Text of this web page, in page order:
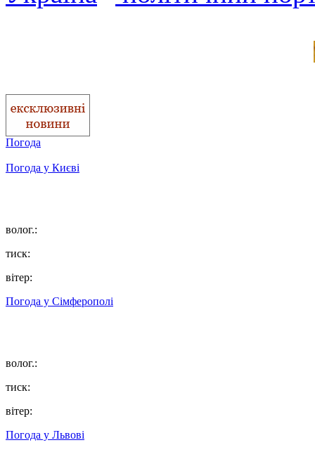
Погода
Погода у Києві
волог.:
тиск:
вітер:
Погода у Сімферополі
волог.:
тиск:
вітер:
Погода у Львові